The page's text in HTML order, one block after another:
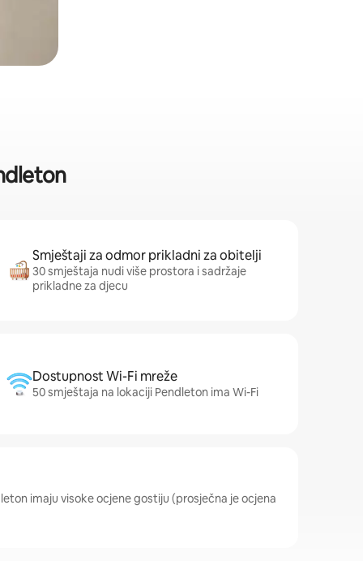
Smještaji za odmor prikladni za obitelji
30 smještaja nudi više prostora i sadržaje
prikladne za djecu
Dostupnost Wi-Fi mreže
50 smještaja na lokaciji Pendleton ima Wi-Fi
imaju visoke ocjene gostiju (prosječna je ocjena